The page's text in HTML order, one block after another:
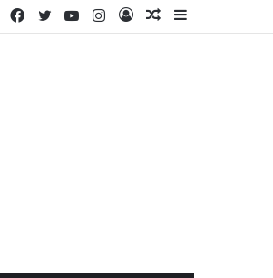
Sidebar
Random
Log
Instagram
YouTube
Twitter
Facebook